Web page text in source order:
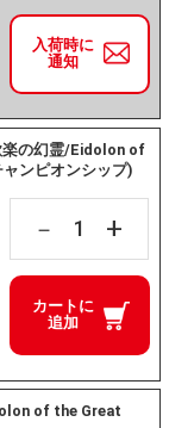
入荷時に
通知
楽の幻霊/Eidolon of
ンピオンシップ)
－ +
カートに
追加
of the Great